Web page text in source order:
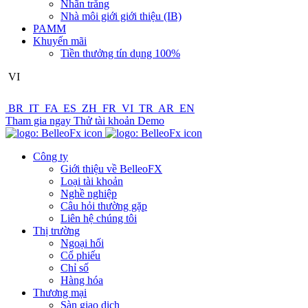
Nhãn trắng
Nhà môi giới giới thiệu (IB)
PAMM
Khuyến mãi
Tiền thưởng tín dụng 100%
VI
BR IT FA ES ZH FR VI TR AR EN
Tham gia ngay Thử tài khoản Demo
Công ty
Giới thiệu về BelleoFX
Loại tài khoản
Nghề nghiệp
Câu hỏi thường gặp
Liên hệ chúng tôi
Thị trường
Ngoại hối
Cổ phiếu
Chỉ số
Hàng hóa
Thương mại
Sàn giao dịch